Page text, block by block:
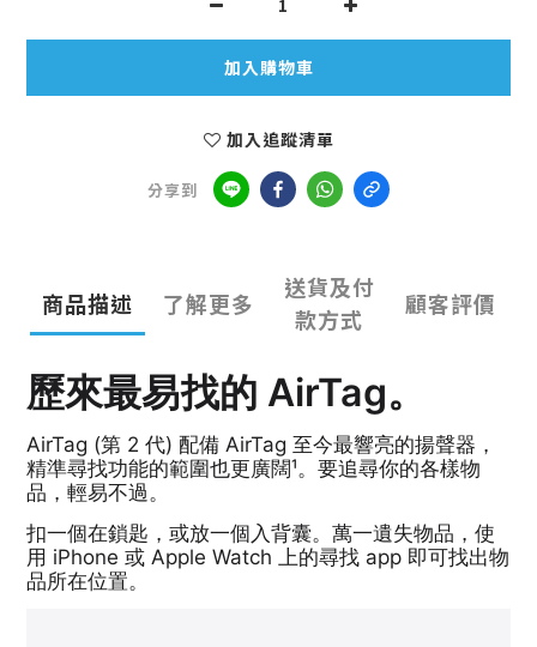
加入購物車
加入追蹤清單
分享到
商品描述 了解更多
送貨及付
款方式
顧客評價
歷來最易找的 AirTag。
AirTag (第 2 代) 配備 AirTag 至今最響亮的揚聲器，
精準尋找功能的範圍也更廣闊¹。要追尋你的各樣物
品，輕易不過。
扣一個在鎖匙，或放一個入背囊。萬一遺失物品，使
用 iPhone 或 Apple Watch 上的尋找 app 即可找出物
品所在位置。